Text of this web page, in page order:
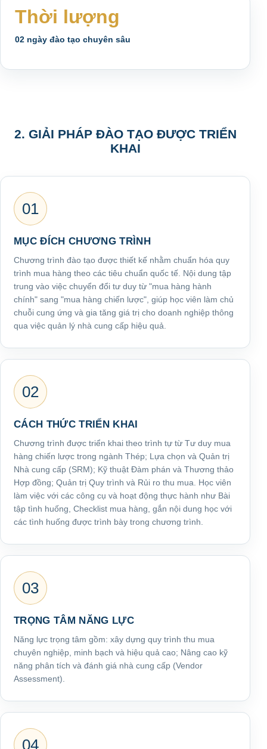
Thời lượng
02 ngày đào tạo chuyên sâu
2. GIẢI PHÁP ĐÀO TẠO ĐƯỢC TRIỂN
KHAI
01
MỤC ĐÍCH CHƯƠNG TRÌNH
Chương trình đào tạo được thiết kế nhằm chuẩn hóa quy
trình mua hàng theo các tiêu chuẩn quốc tế. Nội dung tập
trung vào việc chuyển đổi tư duy từ "mua hàng hành
chính" sang "mua hàng chiến lược", giúp học viên làm chủ
chuỗi cung ứng và gia tăng giá trị cho doanh nghiệp thông
qua việc quản lý nhà cung cấp hiệu quả.
02
CÁCH THỨC TRIỂN KHAI
Chương trình được triển khai theo trình tự từ Tư duy mua
hàng chiến lược trong ngành Thép; Lựa chọn và Quản trị
Nhà cung cấp (SRM); Kỹ thuật Đàm phán và Thương thảo
Hợp đồng; Quản trị Quy trình và Rủi ro thu mua. Học viên
làm việc với các công cụ và hoạt động thực hành như Bài
tập tình huống, Checklist mua hàng, gắn nội dung học với
các tình huống được trình bày trong chương trình.
03
TRỌNG TÂM NĂNG LỰC
Năng lực trọng tâm gồm: xây dựng quy trình thu mua
chuyên nghiệp, minh bạch và hiệu quả cao; Nâng cao kỹ
năng phân tích và đánh giá nhà cung cấp (Vendor
Assessment).
04